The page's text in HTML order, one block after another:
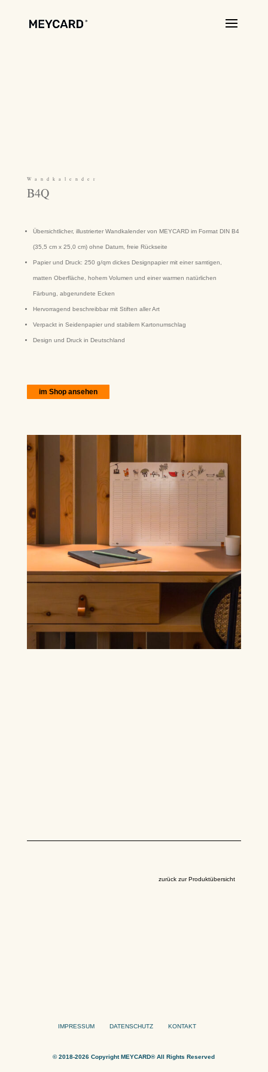
Wandkalender
B4Q
Übersichtlicher, illustrierter Wandkalender von MEYCARD im Format DIN B4
(35,5 cm x 25,0 cm) ohne Datum, freie Rückseite
Papier und Druck: 250 g/qm dickes Designpapier mit einer samtigen,
matten Oberfläche, hohem Volumen und einer warmen natürlichen
Färbung, abgerundete Ecken
Hervorragend beschreibbar mit Stiften aller Art
Verpackt in Seidenpapier und stabilem Kartonumschlag
Design und Druck in Deutschland
im Shop ansehen
zurück zur Produktübersicht
IMPRESSUM DATENSCHUTZ KONTAKT
© 2018-2026 Copyright MEYCARD® All Rights Reserved